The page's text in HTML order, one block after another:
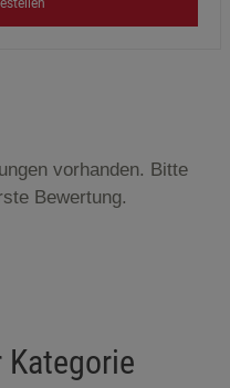
vorhanden. Bitte
Bewertung.